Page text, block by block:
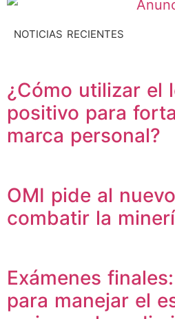
NOTICIAS RECIENTES
¿Cómo utilizar el
positivo para
marca personal?
OMI pide al
combatir la
Exámenes
para manejar el